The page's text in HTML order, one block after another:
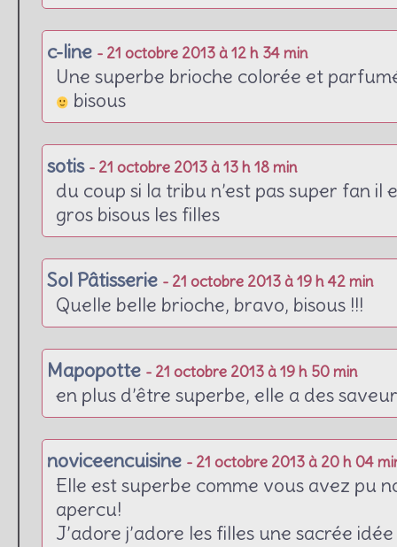
c-line - 21 octobre 2013 à 12 h 34 min
Une superbe brioche colorée et
bisous
sotis - 21 octobre 2013 à 13 h 18 min
du coup si la tribu n’est pas super fan il
gros bisous les filles
Sol Pâtisserie - 21 octobre 2013 à 19 h 42 min
Quelle belle brioche, bravo, bisous !!!
Mapopotte - 21 octobre 2013 à 19 h 50 min
en plus d’être superbe, elle a des
noviceencuisine - 21 octobre 2013 à 20 h 04
Elle est superbe comme vous avez pu
apercu!
J’adore j’adore les filles une sacrée